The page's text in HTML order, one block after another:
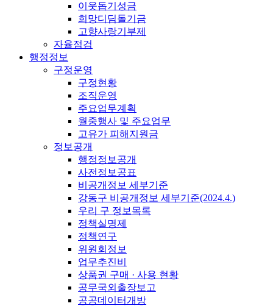
이웃돕기성금
희망디딤돌기금
고향사랑기부제
자율점검
행정정보
구정운영
구정현황
조직운영
주요업무계획
월중행사 및 주요업무
고유가 피해지원금
정보공개
행정정보공개
사전정보공표
비공개정보 세부기준
강동구 비공개정보 세부기준(2024.4.)
우리 구 정보목록
정책실명제
정책연구
위원회정보
업무추진비
상품권 구매 · 사용 현황
공무국외출장보고
공공데이터개방